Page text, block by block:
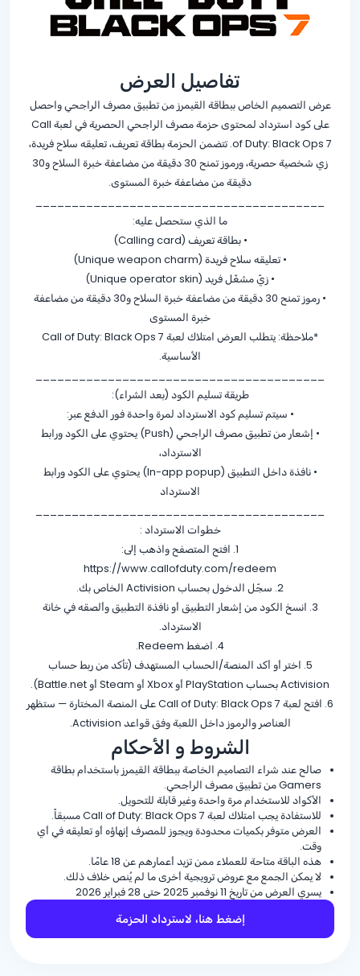
تفاصيل العرض
عرض التصميم الخاص ببطاقة القيمرز من تطبيق مصرف الراجحي واحصل
على كود استرداد لمحتوى حزمة مصرف الراجحي الحصرية في لعبة Call
of Duty: Black Ops 7. تتضمن الحزمة بطاقة تعريف، تعليقه سلاح فريدة،
زي شخصية حصرية، ورموز تمنح 30 دقيقة من مضاعفة خبرة السلاح و30
دقيقة من مضاعفة خبرة المستوى.
ما الذي ستحصل عليه:
• بطاقة تعريف (Calling card)
• تعليقه سلاح فريدة (Unique weapon charm)
• زيّ مشغّل فريد (Unique operator skin)
• رموز تمنح 30 دقيقة من مضاعفة خبرة السلاح و30 دقيقة من مضاعفة
خبرة المستوى
*ملاحظة: يتطلب العرض امتلاك لعبة Call of Duty: Black Ops 7
الأساسية.
طريقة تسليم الكود (بعد الشراء):
• سيتم تسليم كود الاسترداد لمرة واحدة فور الدفع عبر:
• إشعار من تطبيق مصرف الراجحي (Push) يحتوي على الكود ورابط
الاسترداد،
• نافذة داخل التطبيق (In-app popup) يحتوي على الكود ورابط
الاسترداد
خطوات الاسترداد :
1. افتح المتصفح واذهب إلى:
https://www.callofduty.com/redeem
2. سجّل الدخول بحساب Activision الخاص بك.
3. انسخ الكود من إشعار التطبيق أو نافذة التطبيق وألصقه في خانة
الاسترداد.
4. اضغط Redeem.
5. اختر أو أكد المنصة/الحساب المستهدف (تأكد من ربط حساب
Activision بحساب PlayStation أو Xbox أو Steam أو Battle.net).
6. افتح لعبة Call of Duty: Black Ops 7 على المنصة المختارة — ستظهر
العناصر والرموز داخل اللعبة وفق قواعد Activision.
الشروط و الأحكام
صالح عند شراء التصاميم الخاصة ببطاقة القيمرز باستخدام بطاقة
Gamers من تطبيق مصرف الراجحي.
الأكواد للاستخدام مرة واحدة وغير قابلة للتحويل.
للاستفادة يجب امتلاك لعبة Call of Duty: Black Ops 7 مسبقاً.
العرض متوفر بكميات محدودة ويجوز للمصرف إنهاؤه أو تعليقه في أي
وقت.
هذه الباقة متاحة للعملاء ممن تزيد أعمارهم عن 18 عامًا.
لا يمكن الجمع مع عروض ترويجية أخرى ما لم يُنص خلاف ذلك.
يسري العرض من تاريخ 11 نوفمبر 2025 حتى 28 فبراير 2026
إضغط هنا، لاسترداد الحزمة